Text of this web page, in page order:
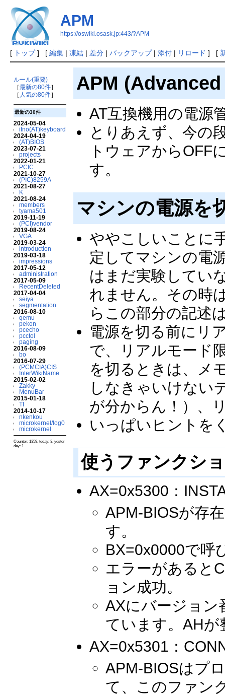
APM
https://oswiki.osask.jp:443/?APM
[ トップ] [ 編集| 凍結| 差分| バックアップ| 添付| リロード ] [
ルール(重要)
［最新の80件］
［ 人気の80件］
最新の30件
2024-05-04
ifno(AT)keyboard
2024-04-19
(AT)BIOS
2023-07-21
projects
2022-01-21
PCIC
2021-10-27
(PIC)8259A
2021-08-27
K
2021-08-24
members
tyama501
2019-11-19
(PCI)vendor
2019-08-24
VGA
2019-03-24
introduction
2019-03-18
impressions
2017-05-12
administration
2017-05-09
RecentDeleted
2017-04-04
seiya
segmentation
2016-08-10
qemu
pekon
pcecho
pcctol
paging
2016-08-09
bo
2016-07-29
(PCMCIA)CIS
InterWikiName
2015-02-02
Zakky
MenuBar
2015-01-18
TI
2014-10-17
nkenkou
microkernel/log0
microkernel
Counter: 1359, today: 3, yester
day: 1
APM
AT互換機用の電源
とりあえず、今の
トウェアからOFF
す。
マシンの電源を
ややこしいことに
定してマシンの電
はまだ実験してい
れません。その時
らこの部分の記述
電源を切る前にリ
で、リアルモード
を切るときは、メ
しなきゃいけない
が分からん！）、
いっぱいヒントを
使うファンクシ
AX=0x5300：
APM-BIOSが存
す。
BX=0x0000で呼
エラーがあると
ョン成功。
AXにバージョン
ています。AHが
AX=0x5301：
APM-BIOSはプ
て、このファン